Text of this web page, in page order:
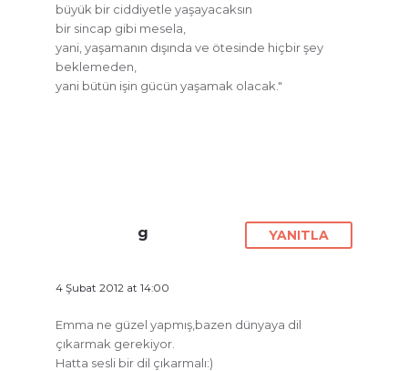
büyük bir ciddiyetle yaşayacaksın
bir sincap gibi mesela,
yani, yaşamanın dışında ve ötesinde hiçbir şey
beklemeden,
yani bütün işin gücün yaşamak olacak."
g
4 Şubat 2012 at 14:00
YANITLA
Emma ne güzel yapmış,bazen dünyaya dil
çıkarmak gerekiyor.
Hatta sesli bir dil çıkarmalı:)